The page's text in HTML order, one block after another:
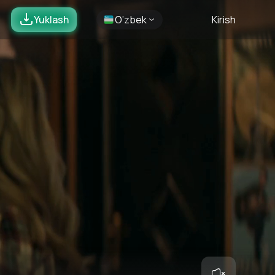
Yuklash O’zbek Kirish